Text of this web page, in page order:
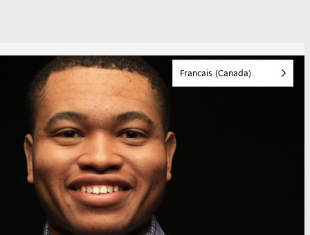
Francais (Canada)